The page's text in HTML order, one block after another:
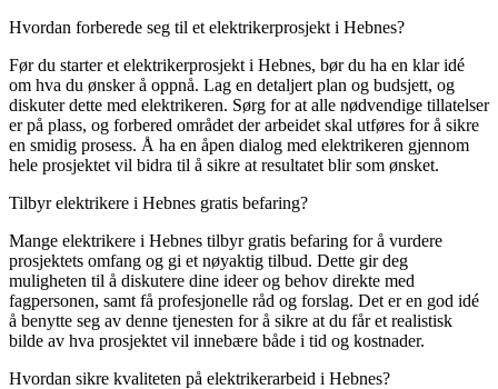
Hvordan forberede seg til et elektrikerprosjekt i Hebnes?
Før du starter et elektrikerprosjekt i Hebnes, bør du ha en klar idé
om hva du ønsker å oppnå. Lag en detaljert plan og budsjett, og
diskuter dette med elektrikeren. Sørg for at alle nødvendige tillatelser
er på plass, og forbered området der arbeidet skal utføres for å sikre
en smidig prosess. Å ha en åpen dialog med elektrikeren gjennom
hele prosjektet vil bidra til å sikre at resultatet blir som ønsket.
Tilbyr elektrikere i Hebnes gratis befaring?
Mange elektrikere i Hebnes tilbyr gratis befaring for å vurdere
prosjektets omfang og gi et nøyaktig tilbud. Dette gir deg
muligheten til å diskutere dine ideer og behov direkte med
fagpersonen, samt få profesjonelle råd og forslag. Det er en god idé
å benytte seg av denne tjenesten for å sikre at du får et realistisk
bilde av hva prosjektet vil innebære både i tid og kostnader.
Hvordan sikre kvaliteten på elektrikerarbeid i Hebnes?